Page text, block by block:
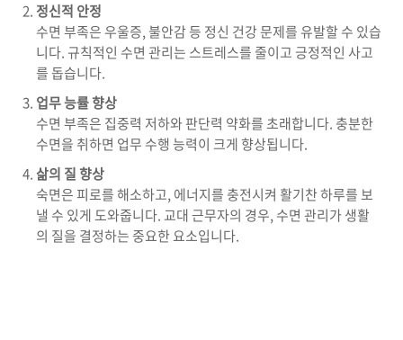
정신적 안정
수면 부족은 우울증, 불안감 등 정신 건강 문제를 유발할 수 있습
니다. 규칙적인 수면 관리는 스트레스를 줄이고 긍정적인 사고
를 돕습니다.
업무 능률 향상
수면 부족은 집중력 저하와 판단력 약화를 초래합니다. 충분한
수면을 취하면 업무 수행 능력이 크게 향상됩니다.
삶의 질 향상
숙면은 피로를 해소하고, 에너지를 충전시켜 활기찬 하루를 보
낼 수 있게 도와줍니다. 교대 근무자의 경우, 수면 관리가 생활
의 질을 결정하는 중요한 요소입니다.